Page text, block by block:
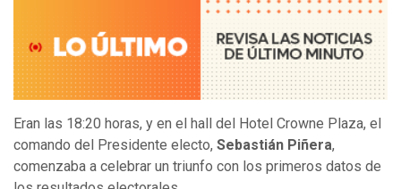
Eran las 18:20 horas, y en el hall del Hotel Crowne Plaza, el
comando del Presidente electo, Sebastián Piñera,
comenzaba a celebrar un triunfo con los primeros datos de